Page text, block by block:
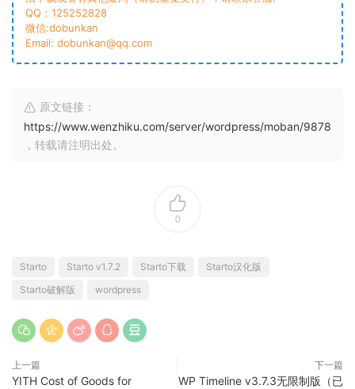
QQ：125252828
微信:dobunkan
Email: dobunkan@qq.com
原文链接：
https://www.wenzhiku.com/server/wordpress/moban/9878
，转载请注明出处。
0
Starto Starto v1.7.2 Starto下载
Starto汉化版
Starto破解版
wordpress
上一篇
YITH Cost of Goods for
下一篇
WP Timeline v3.7.3无限制版（已